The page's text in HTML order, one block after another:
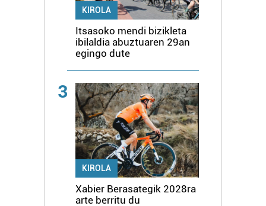
KIROLA
Itsasoko mendi bizikleta
ibilaldia abuztuaren 29an
egingo dute
3
KIROLA
Xabier Berasategik 2028ra
arte berritu du